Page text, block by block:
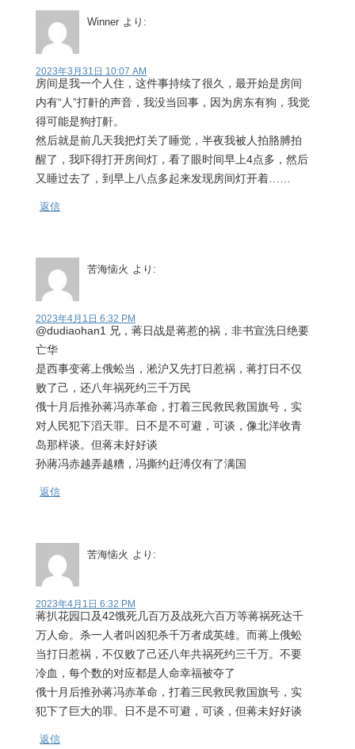
Winner より:
2023年3月31日 10:07 AM
房间是我一个人住，这件事持续了很久，最开始是房间
内有“人”打鼾的声音，我没当回事，因为房东有狗，我觉
得可能是狗打鼾。
然后就是前几天我把灯关了睡觉，半夜我被人拍胳膊拍
醒了，我吓得打开房间灯，看了眼时间早上4点多，然后
又睡过去了，到早上八点多起来发现房间灯开着……
返信
苦海恼火 より:
2023年4月1日 6:32 PM
@dudiaohan1 兄，蒋日战是蒋惹的祸，非书宣洗日绝要
亡华
是西事变蒋上俄蚣当，淞沪又先打日惹祸，蒋打日不仅
败了己，还八年祸死约三千万民
俄十月后推孙蒋冯赤革命，打着三民救民救国旗号，实
对人民犯下滔天罪。日不是不可避，可谈，像北洋收青
岛那样谈。但蒋未好好谈
孙蔣冯赤越弄越糟，冯撕约赶溥仪有了满国
返信
苦海恼火 より:
2023年4月1日 6:32 PM
蒋扒花园口及42饿死几百万及战死六百万等蒋祸死达千
万人命。杀一人者叫凶犯杀千万者成英雄。而蒋上俄蚣
当打日惹祸，不仅败了己还八年共祸死约三千万。不要
冷血，每个数的对应都是人命幸福被夺了
俄十月后推孙蒋冯赤革命，打着三民救民救国旗号，实
犯下了巨大的罪。日不是不可避，可谈，但蒋未好好谈
返信